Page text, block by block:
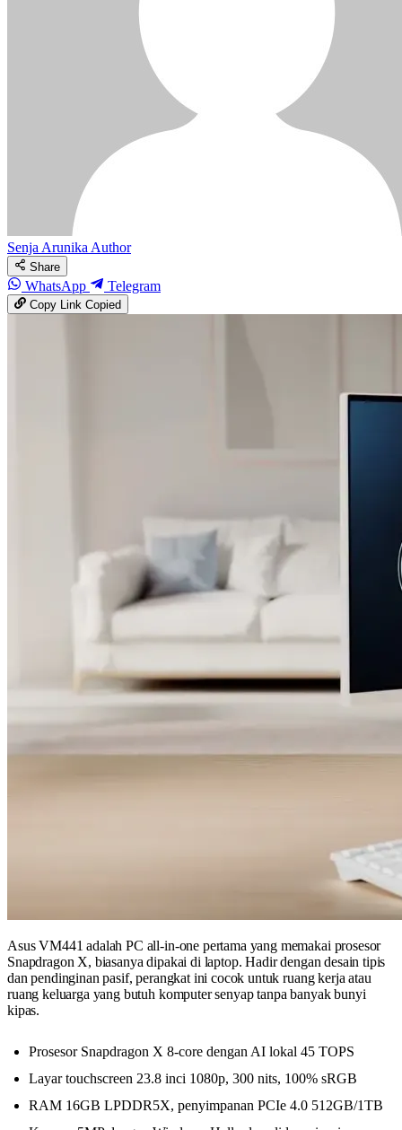
Senja ArunikaAuthor
Share
WhatsApp Telegram
Copy LinkCopied
Asus VM441 adalah PC all-in-one pertama yang memakai prosesor
Snapdragon X, biasanya dipakai di laptop. Hadir dengan desain tipis
dan pendinginan pasif, perangkat ini cocok untuk ruang kerja atau
ruang keluarga yang butuh komputer senyap tanpa banyak bunyi
kipas.
Prosesor Snapdragon X 8-core dengan AI lokal 45 TOPS
Layar touchscreen 23.8 inci 1080p, 300 nits, 100% sRGB
RAM 16GB LPDDR5X, penyimpanan PCIe 4.0 512GB/1TB